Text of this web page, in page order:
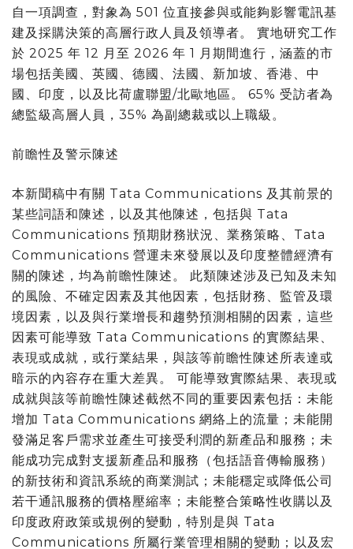
自一項調查，對象為 501 位直接參與或能夠影響電訊基
建及採購決策的高層行政人員及領導者。 實地研究工作
於 2025 年 12 月至 2026 年 1 月期間進行，涵蓋的市
場包括美國、英國、德國、法國、新加坡、香港、中
國、印度，以及比荷盧聯盟/北歐地區。 65% 受訪者為
總監級高層人員，35% 為副總裁或以上職級。
前瞻性及警示陳述
本新聞稿中有關 Tata Communications 及其前景的
某些詞語和陳述，以及其他陳述，包括與 Tata
Communications 預期財務狀況、業務策略、Tata
Communications 營運未來發展以及印度整體經濟有
關的陳述，均為前瞻性陳述。 此類陳述涉及已知及未知
的風險、不確定因素及其他因素，包括財務、監管及環
境因素，以及與行業增長和趨勢預測相關的因素，這些
因素可能導致 Tata Communications 的實際結果、
表現或成就，或行業結果，與該等前瞻性陳述所表達或
暗示的內容存在重大差異。 可能導致實際結果、表現或
成就與該等前瞻性陳述截然不同的重要因素包括：未能
增加 Tata Communications 網絡上的流量；未能開
發滿足客戶需求並產生可接受利潤的新產品和服務；未
能成功完成對支援新產品和服務（包括語音傳輸服務）
的新技術和資訊系統的商業測試；未能穩定或降低公司
若干通訊服務的價格壓縮率；未能整合策略性收購以及
印度政府政策或規例的變動，特別是與 Tata
Communications 所屬行業管理相關的變動；以及宏